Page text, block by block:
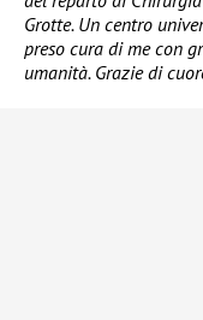
Grotte. Un centro
preso cura di me con
umanità. Grazie di